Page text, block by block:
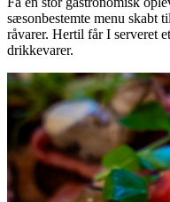
sæsonbestemte menu skabt
råvarer. Hertil får I serveret
drikkevarer.